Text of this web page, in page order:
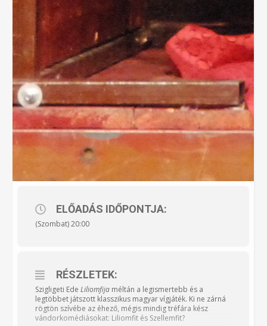
ELŐADÁS IDŐPONTJA:
(Szombat) 20:00
RÉSZLETEK:
Szigligeti Ede Liliomfija méltán a legismertebb és a
legtöbbet játszott klasszikus magyar vígjáték. Ki ne zárná
rögtön szívébe az éhező, mégis mindig tréfára kész
vándorkomédiásokat: Liliomfit és Szellemfit?